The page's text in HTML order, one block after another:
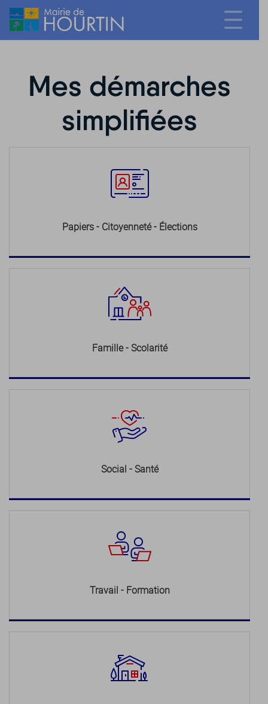
Mes démarches
simplifiées
Papiers - Citoyenneté - Élections
Famille - Scolarité
Social - Santé
Travail - Formation